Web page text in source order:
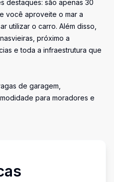
destaques: são apenas 30
você aproveite o mar a
utilizar o carro. Além disso,
próximo a
e toda a infraestrutura que
de garagem,
para moradores e